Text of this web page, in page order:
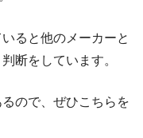
ると他のメーカーと
断をしています。
ので、ぜひこちらを